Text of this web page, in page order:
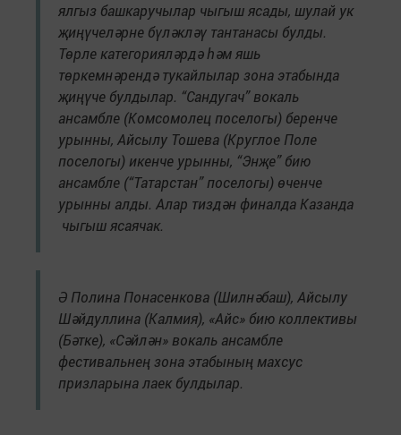
ялгыз башкаручылар чыгыш ясады, шулай ук
җиңүчеләрне бүләкләү тантанасы булды.
Төрле категорияләрдә һәм яшь
төркемнәрендә тукайлылар зона этабында
җиңүче булдылар. “Сандугач” вокаль
ансамбле (Комсомолец поселогы) беренче
урынны, Айсылу Тошева (Круглое Поле
поселогы) икенче урынны, “Энҗе” бию
ансамбле (“Татарстан” поселогы) өченче
урынны алды. Алар тиздән финалда Казанда
чыгыш ясаячак.
Ә Полина Понасенкова (Шилнәбаш), Айсылу
Шәйдуллина (Калмия), «Айс» бию коллективы
(Бәтке), «Сәйлән» вокаль ансамбле
фестивальнең зона этабының махсус
призларына лаек булдылар.